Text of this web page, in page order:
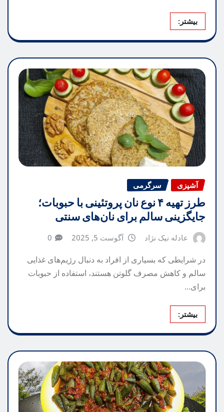
بیشتر:
آشپزی سرگرمی
طرز تهیه ۴ نوع نان پروتئینی با حبوبات؛
جایگزینی سالم برای نان‌های سنتی
عادله نیک نژاد آگوست 5, 2025 0
در شرایطی که بسیاری از افراد به دنبال رژیم‌های غذایی
سالم و کاهش مصرف گلوتن هستند، استفاده از حبوبات
برای…
بیشتر: